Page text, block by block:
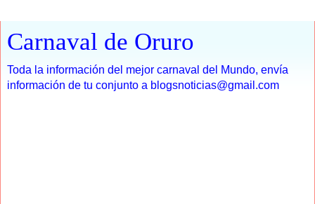
Carnaval de Oruro
Toda la información del mejor carnaval del Mundo, envía
información de tu conjunto a blogsnoticias@gmail.com